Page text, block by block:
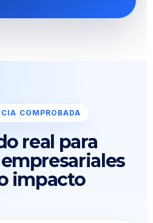
COMPROBADA
real para
impacto